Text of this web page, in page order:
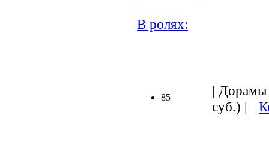
В ролях:
85
| Дорамы
суб.) |